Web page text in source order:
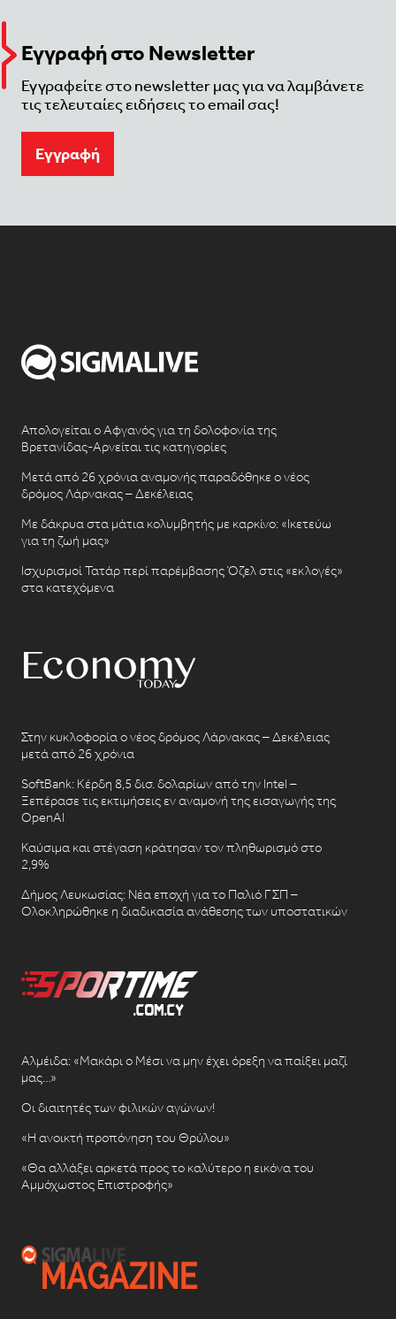
Εγγραφή στο Newsletter
Εγγραφείτε στο newsletter μας για να λαμβάνετε
τις τελευταίες ειδήσεις το email σας!
Eγγραφή
Απολογείται ο Αφγανός για τη δολοφονία της
Βρετανίδας-Αρνείται τις κατηγορίες
Μετά από 26 χρόνια αναμονής παραδόθηκε ο νέος
δρόμος Λάρνακας – Δεκέλειας
Με δάκρυα στα μάτια κολυμβητής με καρκίνο: «Ικετεύω
για τη ζωή μας»
Ισχυρισμοί Τατάρ περί παρέμβασης Όζελ στις «εκλογές»
στα κατεχόμενα
Στην κυκλοφορία ο νέος δρόμος Λάρνακας – Δεκέλειας
μετά από 26 χρόνια
SoftBank: Κέρδη 8,5 δισ. δολαρίων από την Intel –
Ξεπέρασε τις εκτιμήσεις εν αναμονή της εισαγωγής της
OpenAI
Καύσιμα και στέγαση κράτησαν τον πληθωρισμό στο
2,9%
Δήμος Λευκωσίας: Νέα εποχή για το Παλιό ΓΣΠ –
Ολοκληρώθηκε η διαδικασία ανάθεσης των υποστατικών
Αλμέιδα: «Μακάρι ο Μέσι να μην έχει όρεξη να παίξει μαζί
μας…»
Οι διαιτητές των φιλικών αγώνων!
«Η ανοικτή προπόνηση του Θρύλου»
«Θα αλλάξει αρκετά προς το καλύτερο η εικόνα του
Αμμόχωστος Επιστροφής»